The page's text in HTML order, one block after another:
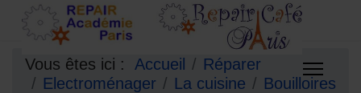
Vous êtes ici : Accueil
Réparer
Electroménager
La cuisine
Bouilloires